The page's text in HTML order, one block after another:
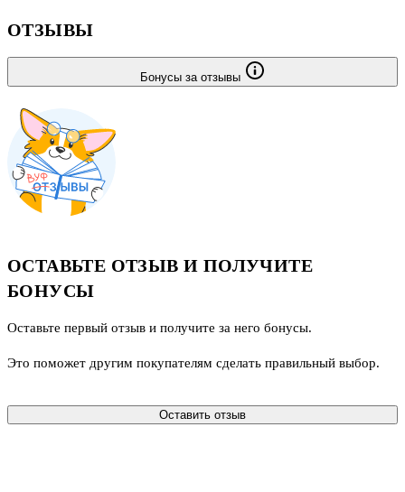
ОТЗЫВЫ
Бонусы за отзывы
ОСТАВЬТЕ ОТЗЫВ И ПОЛУЧИТЕ
БОНУСЫ
Оставьте первый отзыв и получите за него бонусы.
Это поможет другим покупателям сделать правильный выбор.
Оставить отзыв